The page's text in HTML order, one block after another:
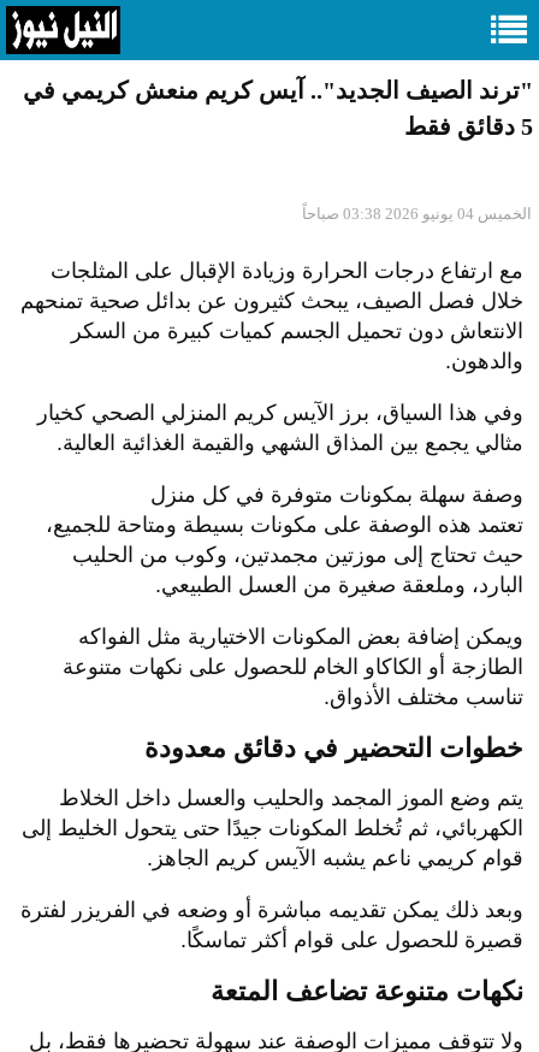
"ترند الصيف الجديد".. آيس كريم منعش كريمي في
5 دقائق فقط
الخميس 04 يونيو 2026 03:38 صباحاً
مع ارتفاع درجات الحرارة وزيادة الإقبال على المثلجات
خلال فصل الصيف، يبحث كثيرون عن بدائل صحية تمنحهم
الانتعاش دون تحميل الجسم كميات كبيرة من السكر
والدهون.
وفي هذا السياق، برز الآيس كريم المنزلي الصحي كخيار
مثالي يجمع بين المذاق الشهي والقيمة الغذائية العالية.
وصفة سهلة بمكونات متوفرة في كل منزل
تعتمد هذه الوصفة على مكونات بسيطة ومتاحة للجميع،
حيث تحتاج إلى موزتين مجمدتين، وكوب من الحليب
البارد، وملعقة صغيرة من العسل الطبيعي.
ويمكن إضافة بعض المكونات الاختيارية مثل الفواكه
الطازجة أو الكاكاو الخام للحصول على نكهات متنوعة
تناسب مختلف الأذواق.
خطوات التحضير في دقائق معدودة
يتم وضع الموز المجمد والحليب والعسل داخل الخلاط
الكهربائي، ثم تُخلط المكونات جيدًا حتى يتحول الخليط إلى
قوام كريمي ناعم يشبه الآيس كريم الجاهز.
وبعد ذلك يمكن تقديمه مباشرة أو وضعه في الفريزر لفترة
قصيرة للحصول على قوام أكثر تماسكًا.
نكهات متنوعة تضاعف المتعة
ولا تتوقف مميزات الوصفة عند سهولة تحضيرها فقط، بل